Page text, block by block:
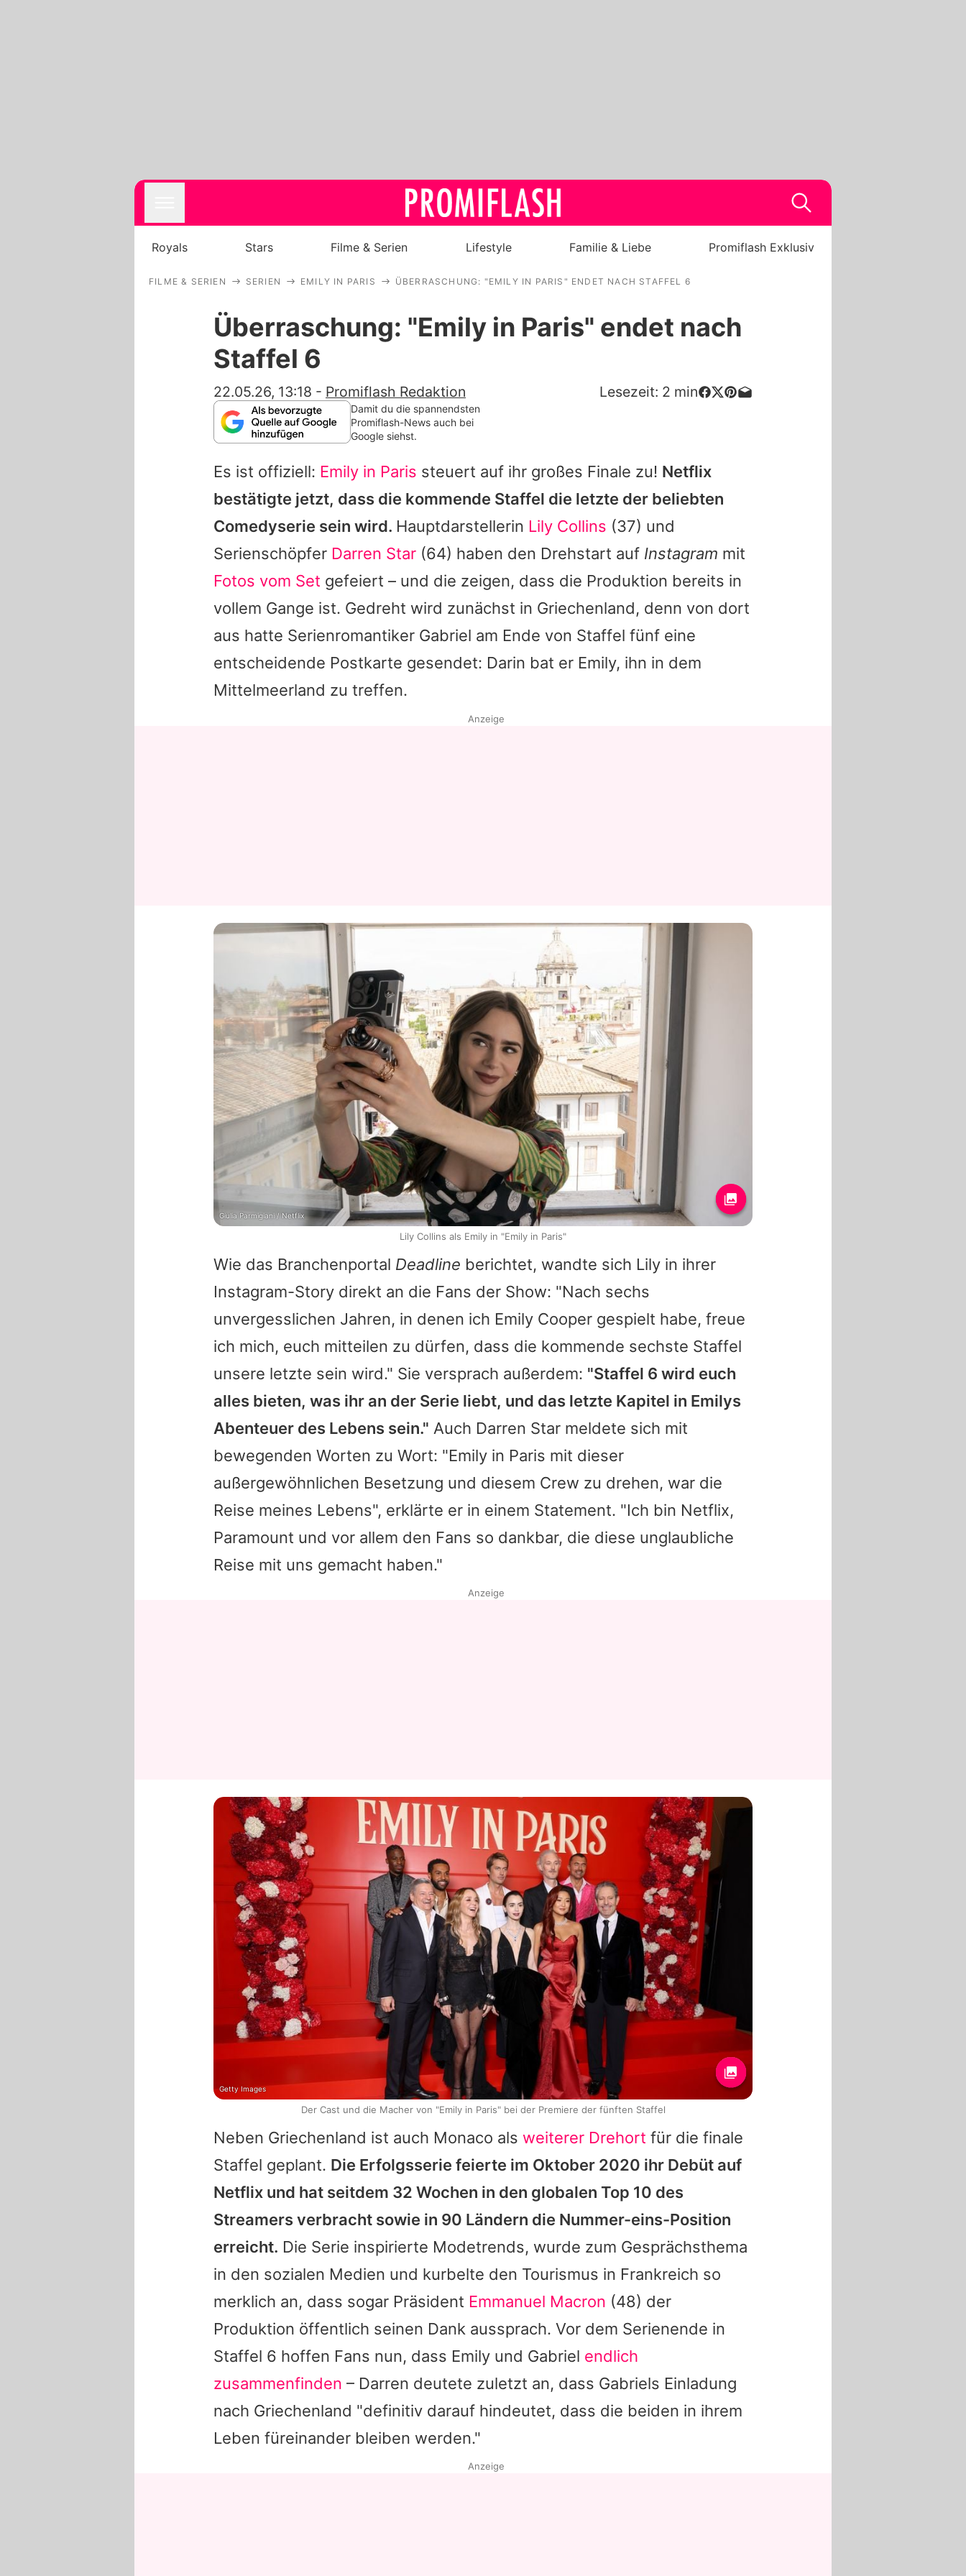
Royals
Stars
Filme & Serien
Familie & Liebe
Alle Themen auf Promiflash
App runterladen
Team
Redaktionelle Richtlinien
Impressum
Datenschutzerklärung
Royals Stars Filme & Serien Lifestyle Familie & Liebe Promiflash Exklusiv
FILME & SERIEN SERIEN EMILY IN PARIS ÜBERRASCHUNG: "EMILY IN PARIS" ENDET NACH STAFFEL 6
Überraschung: "Emily in Paris" endet nach
Staffel 6
22.05.26, 13:18 - Promiflash Redaktion Lesezeit: 2 min
Damit du die spannendsten
Promiflash-News auch bei
Google siehst.
Es ist offiziell: Emily in Paris steuert auf ihr großes Finale zu! Netflix
bestätigte jetzt, dass die kommende Staffel die letzte der beliebten
Comedyserie sein wird. Hauptdarstellerin Lily Collins (37) und
Serienschöpfer Darren Star (64) haben den Drehstart auf Instagram mit
Fotos vom Set gefeiert – und die zeigen, dass die Produktion bereits in
vollem Gange ist. Gedreht wird zunächst in Griechenland, denn von dort
aus hatte Serienromantiker Gabriel am Ende von Staffel fünf eine
entscheidende Postkarte gesendet: Darin bat er Emily, ihn in dem
Mittelmeerland zu treffen.
Wie das Branchenportal Deadline berichtet, wandte sich Lily in ihrer
Instagram-Story direkt an die Fans der Show: "Nach sechs
unvergesslichen Jahren, in denen ich Emily Cooper gespielt habe, freue
ich mich, euch mitteilen zu dürfen, dass die kommende sechste Staffel
unsere letzte sein wird." Sie versprach außerdem: "Staffel 6 wird euch
alles bieten, was ihr an der Serie liebt, und das letzte Kapitel in Emilys
Abenteuer des Lebens sein." Auch Darren Star meldete sich mit
bewegenden Worten zu Wort: "Emily in Paris mit dieser
außergewöhnlichen Besetzung und diesem Crew zu drehen, war die
Reise meines Lebens", erklärte er in einem Statement. "Ich bin Netflix,
Paramount und vor allem den Fans so dankbar, die diese unglaubliche
Reise mit uns gemacht haben."
Neben Griechenland ist auch Monaco als weiterer Drehort für die finale
Staffel geplant. Die Erfolgsserie feierte im Oktober 2020 ihr Debüt auf
Netflix und hat seitdem 32 Wochen in den globalen Top 10 des
Streamers verbracht sowie in 90 Ländern die Nummer-eins-Position
erreicht. Die Serie inspirierte Modetrends, wurde zum Gesprächsthema
in den sozialen Medien und kurbelte den Tourismus in Frankreich so
merklich an, dass sogar Präsident Emmanuel Macron (48) der
Produktion öffentlich seinen Dank aussprach. Vor dem Serienende in
Staffel 6 hoffen Fans nun, dass Emily und Gabriel endlich
zusammenfinden – Darren deutete zuletzt an, dass Gabriels Einladung
nach Griechenland "definitiv darauf hindeutet, dass die beiden in ihrem
Leben füreinander bleiben werden."
Anzeige
Giulia Parmigiani / Netflix
Lily Collins als Emily in "Emily in Paris"
Anzeige
Getty Images
Der Cast und die Macher von "Emily in Paris" bei der Premiere der fünften Staffel
Anzeige